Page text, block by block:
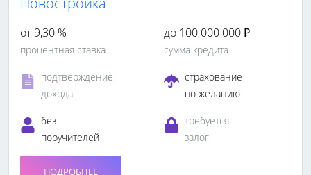
от 9,30 %
процентная ставка
до 100 000 000 ₽
сумма кредита
подтверждение
дохода
страхование
по желанию
без
поручителей
требуется
залог
ПОДРОБНЕЕ